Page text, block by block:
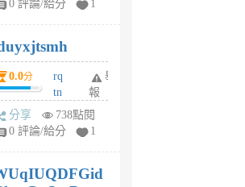
月
前
0 評論/給分
1
0.0分
rq
tn
jt
gl
個
舉
報
分享
738點閱
0 評論/給分
1